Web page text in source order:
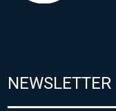
NEWSLETTER